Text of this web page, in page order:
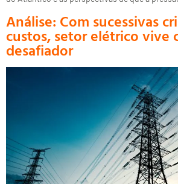
Análise: Com sucessivas
custos, setor elétrico vive
desafiador